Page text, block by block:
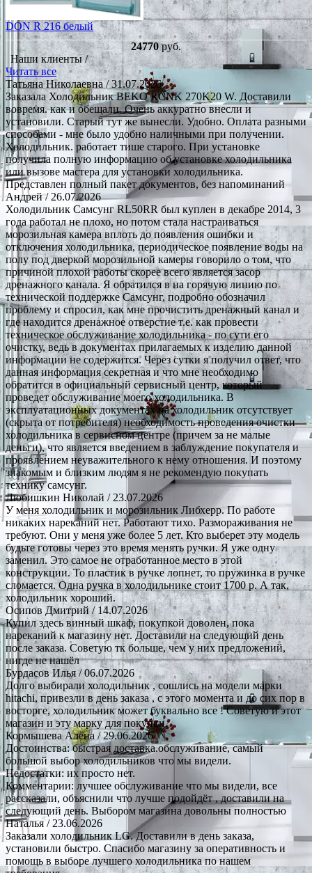
DON R 216 белый
24770руб.
Наши клиенты /
Читать все
Татьяна Николаевна/ 31.07.2026
Заказала Холодильник BEKO RCNK 270K20 W. Доставили
вовремя. как и обещали. Очень аккуратно внесли и
установили. Старый тут же вынесли. Удобно. Оплата разными
способами - мне было удобно наличными при получении.
Холодильник. работает тише старого. При установке
получила полную информацию об установке холодильника
или вызове мастера для установки холодильника.
Представлен полный пакет документов, без напоминаний
Андрей/ 26.07.2026
Холодильник Самсунг RL50RR был куплен в декабре 2014, 3
года работал не плохо, но потом стала настраиваться
морозильная камера вплоть до появления ошибки и
отключения холодильника, периодическое появление воды на
полу под дверкой морозильной камеры говорило о том, что
причиной плохой работы скорее всего является засор
дренажного канала. Я обратился в на горячую линию по
технической поддержке Самсунг, подробно обозначил
проблему и спросил, как мне прочистить дренажный канал и
где находится дренажное отверстие т.е. как провести
техническое обслуживание холодильника - по сути его
очистку, ведь в документах прилагаемых к изделию данной
информации не содержится. Через сутки я получил ответ, что
данная информация секретная и что мне необходимо
обратится в официальный сервисный центр, который
проведет обслуживание моего холодильника. В
эксплуатационных документах на холодильник отсутствует
(скрыта от потребителя) необходимость проведения очистки
холодильника в сервисном центре (причем за не малые
деньги), что является введением в заблуждение покупателя и
проявлением неуважительного к нему отношения. И поэтому
знакомым и близким людям я не рекомендую покупать
технику самсунг.
Любишкин Николай / 23.07.2026
У меня холодильник и морозильник Либхерр. По работе
никаких нареканий нет. Работают тихо. Размораживания не
требуют. Они у меня уже более 5 лет. Кто выберет эту модель
будьте готовы через это время менять ручки. Я уже одну
заменил. Это самое не отработанное место в этой
конструкции. То пластик в ручке лопнет, то пружинка в ручке
сломается. Одна ручка в холодильнике стоит 1700 р. А так,
холодильник хороший.
Осипов Дмитрий / 14.07.2026
Купил здесь винный шкаф, покупкой доволен, пока
нареканий к магазину нет. Доставили на следующий день
после заказа. Советую тк больше, чем у них предложений,
нигде не нашёл
Бурдасов Илья/ 06.07.2026
Долго выбирали холодильник , сошлись на модели марки
hitachi, привезли в день заказа , с этого момента и до сих пор в
восторге, холодильник может буквально все ! Советую и этот
магазин и эту марку для покупки.
Кормышева Алена / 29.06.2026
Достоинства: быстрая доставка.обслуживание, самый
большой выбор холодильников что мы видели.
Недостатки: их просто нет.
Комментарии: лучшее обслуживание что мы видели, все
рассказали, объяснили что лучше подойдёт , доставили на
следующий день. Выбором магазина довольны полностью
Наталья/ 23.06.2026
Заказали холодильник LG. Доставили в день заказа,
установили быстро. Спасибо магазину за оперативность и
помощь в выборе лучшего холодильника по нашем